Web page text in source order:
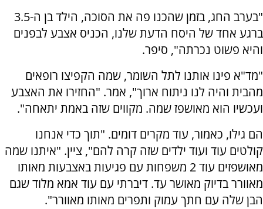
"בערב החג, בזמן שהכנו פה את הסוכה, הילד בן ה-3.5
ברגע אחד של היסח הדעת שלנו, הכניס אצבע לבפנים
והיא פשוט נכרתה", סיפר.
"מד"א פינו אותנו לתל השומר, שמה הקפיצו רופאים
מהבית והיה לנו ניתוח ארוך", אמר. "החזירו את האצבע
ועכשיו הוא מאושפז שמה. מקווים שזה באמת יתאחה".
הם גילו, כאמור, עוד מקרים דומים. "תוך כדי אנחנו
קולטים עוד ועוד ילדים שזה קרה להם", ציין. "איתנו שמה
מאושפזים עוד 2 משפחות עם פגיעות באצבעות מאותו
מאוורר בדיוק מאושר עד. דיברתי עם עוד אמא מלוד שגם
הבן שלה עם חתך עמוק ותפרים מאותו מאוורר".